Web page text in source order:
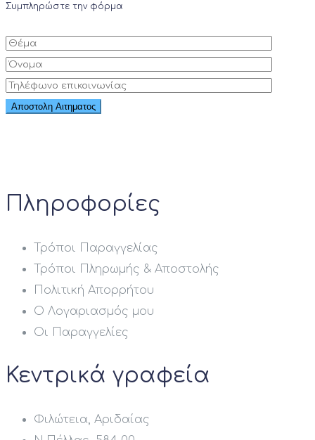
Συμπληρώστε την φόρμα
Πληροφορίες
Τρόποι Παραγγελίας
Τρόποι Πληρωμής & Αποστολής
Πολιτική Απορρήτου
Ο Λογαριασμός μου
Οι Παραγγελίες
Κεντρικά γραφεία
Φιλώτεια, Αριδαίας